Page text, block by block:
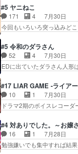
ていただきました！最終
宣言、合田一人に通じる
見るおっさんキャラの充…
なががんばってくれたア
界が999である村人と定め
ルシーンなのに会話して
より強かったか笑統率力
組みか‥Lv200帯の… その
者の出現させるた… アリ
共闘してくれ魔…
#5 ヤニねこ
171 4
7月30日
今回もいろいろ突っ込み
ちゃんの恋愛話をしたり
っすら思ったことズバリ
い、さわやかだ 世話好
のクワガタ取りの話見て
れww唐突な作画力の正…
瞬で終わっちまったっ…
に見えた。4話は過…
#5 令和のダラさん
52 4
7月30日
EDに出ていたダラさん人
惨な過去がきっちり現代
さんと姉弟の母との出会
んの過去話も佳境…げに
想：２人の過剰な貢ぎ物
系列が4話と入れ替わっ
のどうやって運ぶんだよ
形態にもなれるんか!?w髪…
#17 LIAR GAME -ライア
10 1
7月30日
ドラマ2期のボイスレコ
国の奴らも馬鹿が多いが
ありがとうございました
治郎（中の人的に）仲間
の回転の速さと人間の心
#4 対ありでした。～お嬢
16 1
7月28日
勉強嫌いでも集中すれば